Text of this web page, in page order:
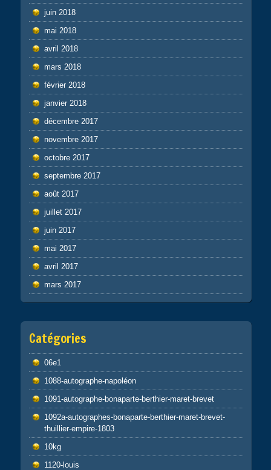
juin 2018
mai 2018
avril 2018
mars 2018
février 2018
janvier 2018
décembre 2017
novembre 2017
octobre 2017
septembre 2017
août 2017
juillet 2017
juin 2017
mai 2017
avril 2017
mars 2017
Catégories
06e1
1088-autographe-napoléon
1091-autographe-bonaparte-berthier-maret-brevet
1092a-autographes-bonaparte-berthier-maret-brevet-
thuillier-empire-1803
10kg
1120-louis